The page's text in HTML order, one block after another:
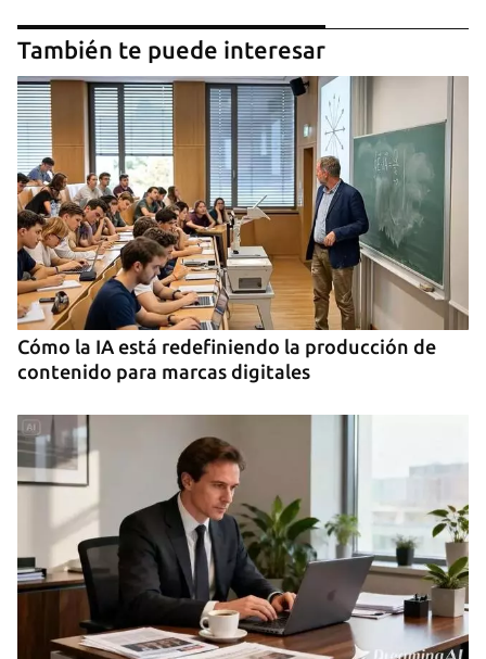
También te puede interesar
Cómo la IA está redefiniendo la producción de
contenido para marcas digitales